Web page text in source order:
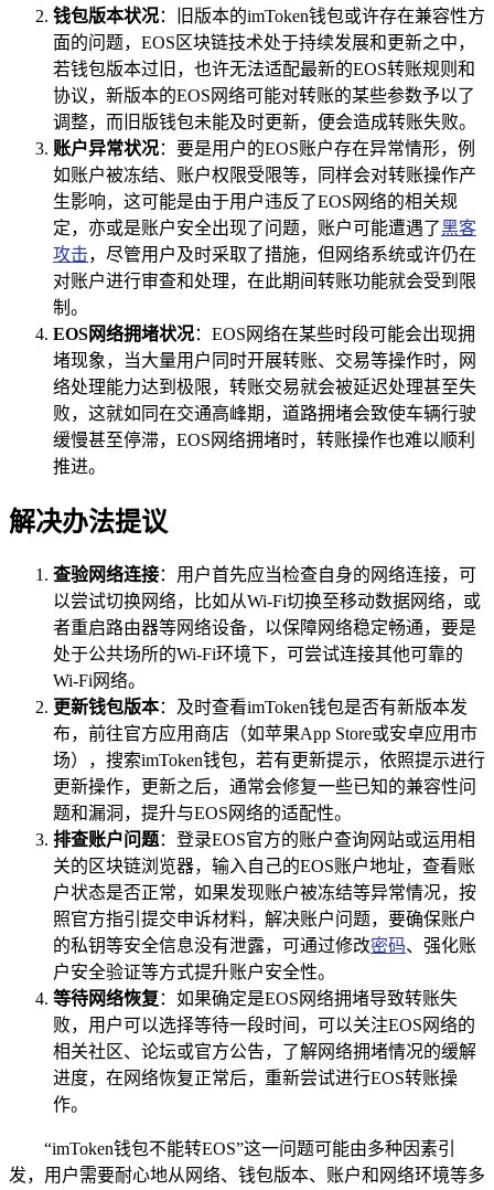
钱包版本状况：旧版本的imToken钱包或许存在兼容性方
面的问题，EOS区块链技术处于持续发展和更新之中，
若钱包版本过旧，也许无法适配最新的EOS转账规则和
协议，新版本的EOS网络可能对转账的某些参数予以了
调整，而旧版钱包未能及时更新，便会造成转账失败。
账户异常状况：要是用户的EOS账户存在异常情形，例
如账户被冻结、账户权限受限等，同样会对转账操作产
生影响，这可能是由于用户违反了EOS网络的相关规
定，亦或是账户安全出现了问题，账户可能遭遇了黑客
攻击，尽管用户及时采取了措施，但网络系统或许仍在
对账户进行审查和处理，在此期间转账功能就会受到限
制。
EOS网络拥堵状况：EOS网络在某些时段可能会出现拥
堵现象，当大量用户同时开展转账、交易等操作时，网
络处理能力达到极限，转账交易就会被延迟处理甚至失
败，这就如同在交通高峰期，道路拥堵会致使车辆行驶
缓慢甚至停滞，EOS网络拥堵时，转账操作也难以顺利
推进。
解决办法提议
查验网络连接：用户首先应当检查自身的网络连接，可
以尝试切换网络，比如从Wi-Fi切换至移动数据网络，或
者重启路由器等网络设备，以保障网络稳定畅通，要是
处于公共场所的Wi-Fi环境下，可尝试连接其他可靠的
Wi-Fi网络。
更新钱包版本：及时查看imToken钱包是否有新版本发
布，前往官方应用商店（如苹果App Store或安卓应用市
场），搜索imToken钱包，若有更新提示，依照提示进行
更新操作，更新之后，通常会修复一些已知的兼容性问
题和漏洞，提升与EOS网络的适配性。
排查账户问题：登录EOS官方的账户查询网站或运用相
关的区块链浏览器，输入自己的EOS账户地址，查看账
户状态是否正常，如果发现账户被冻结等异常情况，按
照官方指引提交申诉材料，解决账户问题，要确保账户
的私钥等安全信息没有泄露，可通过修改密码、强化账
户安全验证等方式提升账户安全性。
等待网络恢复 ：如果确定是EOS网络拥堵导致转账失
败，用户可以选择等待一段时间，可以关注EOS网络的
相关社区、论坛或官方公告，了解网络拥堵情况的缓解
进度，在网络恢复正常后，重新尝试进行EOS转账操
作。
“imToken钱包不能转EOS”这一问题可能由多种因素引
发，用户需要耐心地从网络、钱包版本、账户和网络环境等多